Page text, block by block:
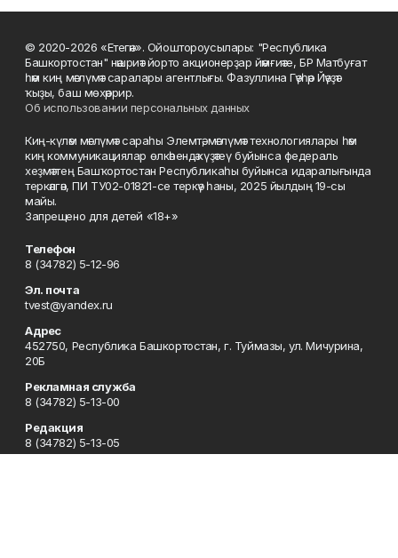
© 2020-2026 «Етегән». Ойоштороусылары: "Республика
Башкортостан" нәшриәт йорто акционерҙар йәмғиәте, БР Матбуғат
һәм киң мәғлүмәт саралары агентлығы. Фазуллина Гәүһәр Йәүҙәт
ҡыҙы, баш мөхәррир.
Об использовании персональных данных
Киң-күләм мәғлүмәт сараһы Элемтә, мәғлүмәт технологиялары һәм
киң коммуникациялар өлкәһендә күҙәтеү буйынса федераль
хеҙмәттең Башҡортостан Республикаһы буйынса идаралығында
теркәлгән, ПИ ТУ02-01821-се теркәү һаны, 2025 йылдың 19-сы
майы.
Запрещено для детей «18+»
Телефон
8 (34782) 5-12-96
Эл. почта
tvest@yandex.ru
Адрес
452750, Республика Башкортостан, г. Туймазы, ул. Мичурина,
20Б
Рекламная служба
8 (34782) 5-13-00
Редакция
8 (34782) 5-13-05